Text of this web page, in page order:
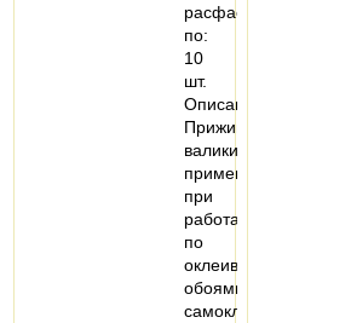
расфасовано
по:
10
шт.
Описание:
Прижимные
валики
применяются
при
работах
по
оклеиванию
обоями,
самоклеящейся